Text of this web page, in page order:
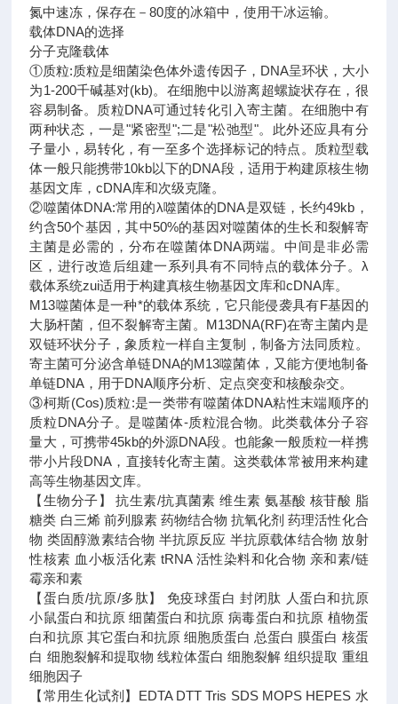
氮中速冻，保存在－80度的冰箱中，使用干冰运输。
载体DNA的选择
分子克隆载体
①质粒:质粒是细菌染色体外遗传因子，DNA呈环状，大小
为1-200千碱基对(kb)。在细胞中以游离超螺旋状存在，很
容易制备。质粒DNA可通过转化引入寄主菌。在细胞中有
两种状态，一是"紧密型";二是"松弛型"。此外还应具有分
子量小，易转化，有一至多个选择标记的特点。质粒型载
体一般只能携带10kb以下的DNA段，适用于构建原核生物
基因文库，cDNA库和次级克隆。
②噬菌体DNA:常用的λ噬菌体的DNA是双链，长约49kb，
约含50个基因，其中50%的基因对噬菌体的生长和裂解寄
主菌是必需的，分布在噬菌体DNA两端。中间是非必需
区，进行改造后组建一系列具有不同特点的载体分子。λ
载体系统zui适用于构建真核生物基因文库和cDNA库。
M13噬菌体是一种*的载体系统，它只能侵袭具有F基因的
大肠杆菌，但不裂解寄主菌。M13DNA(RF)在寄主菌内是
双链环状分子，象质粒一样自主复制，制备方法同质粒。
寄主菌可分泌含单链DNA的M13噬菌体，又能方便地制备
单链DNA，用于DNA顺序分析、定点突变和核酸杂交。
③柯斯(Cos)质粒:是一类带有噬菌体DNA粘性末端顺序的
质粒DNA分子。是噬菌体-质粒混合物。此类载体分子容
量大，可携带45kb的外源DNA段。也能象一般质粒一样携
带小片段DNA，直接转化寄主菌。这类载体常被用来构建
高等生物基因文库。
【生物分子】 抗生素/抗真菌素 维生素 氨基酸 核苷酸 脂
糖类 白三烯 前列腺素 药物结合物 抗氧化剂 药理活性化合
物 类固醇激素结合物 半抗原反应 半抗原载体结合物 放射
性核素 血小板活化素 tRNA 活性染料和化合物 亲和素/链
霉亲和素
【蛋白质/抗原/多肽】 免疫球蛋白 封闭肽 人蛋白和抗原
小鼠蛋白和抗原 细菌蛋白和抗原 病毒蛋白和抗原 植物蛋
白和抗原 其它蛋白和抗原 细胞质蛋白 总蛋白 膜蛋白 核蛋
白 细胞裂解和提取物 线粒体蛋白 细胞裂解 组织提取 重组
细胞因子
【常用生化试剂】EDTA DTT Tris SDS MOPS HEPES 水